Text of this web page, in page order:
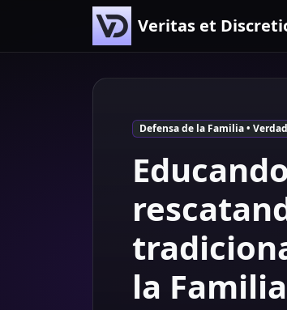
Veritas et
Defensa de la Familia •
la